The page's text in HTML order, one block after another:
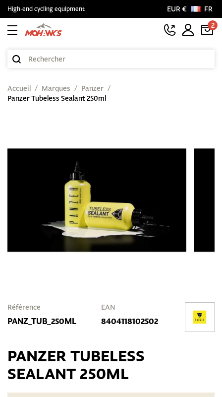
High-end cycling equipment EUR €
FR
2
Accueil Marques
Panzer
Panzer Tubeless Sealant 250ml
Référence
PANZ_TUB_250ML
EAN
8404118102502
PANZER TUBELESS
SEALANT 250ML